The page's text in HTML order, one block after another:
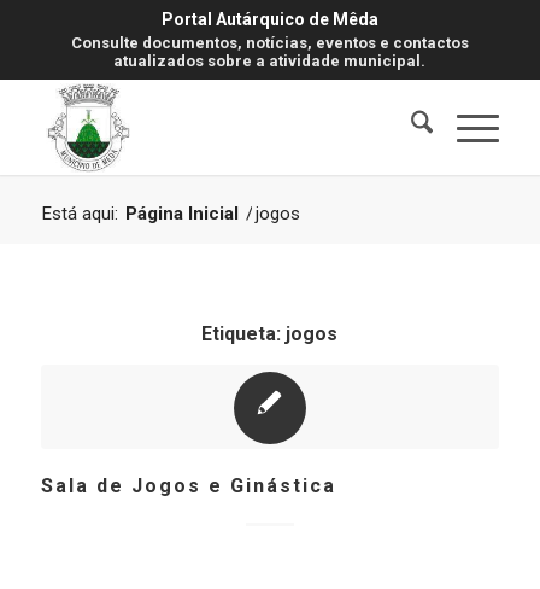
Portal Autárquico de Mêda
Consulte documentos, notícias, eventos e contactos
atualizados sobre a atividade municipal.
Está aqui: Página Inicial /jogos
Etiqueta: jogos
Sala de Jogos e Ginástica